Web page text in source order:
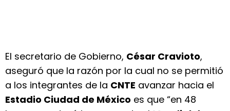
El secretario de Gobierno, César Cravioto,
aseguró que la razón por la cual no se permitió
a los integrantes de la CNTE avanzar hacia el
Estadio Ciudad de México es que “en 48